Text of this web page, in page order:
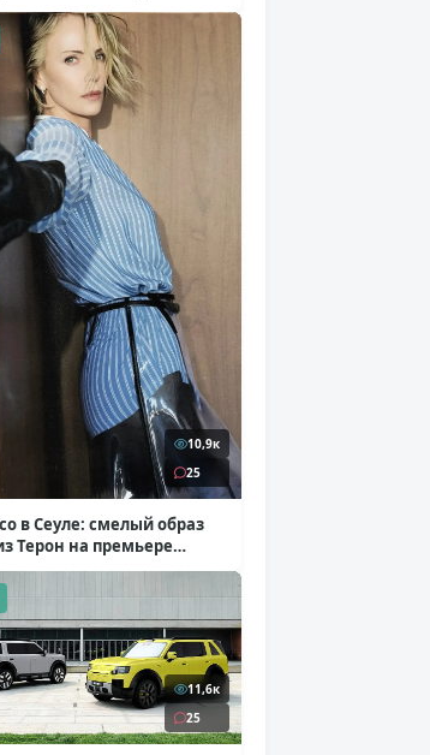
)
10,9к
25
в Сеуле: смелый образ
Терон на премьере
( 6 фото )
11,6к
25